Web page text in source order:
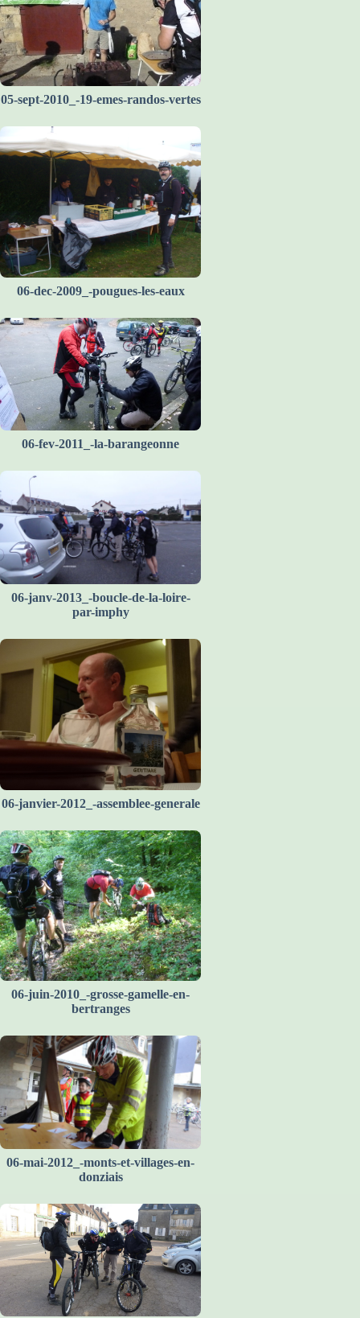
05-sept-2010_-19-emes-randos-vertes
06-dec-2009_-pougues-les-eaux
06-fev-2011_-la-barangeonne
06-janv-2013_-boucle-de-la-loire-
par-imphy
06-janvier-2012_-assemblee-generale
06-juin-2010_-grosse-gamelle-en-
bertranges
06-mai-2012_-monts-et-villages-en-
donziais